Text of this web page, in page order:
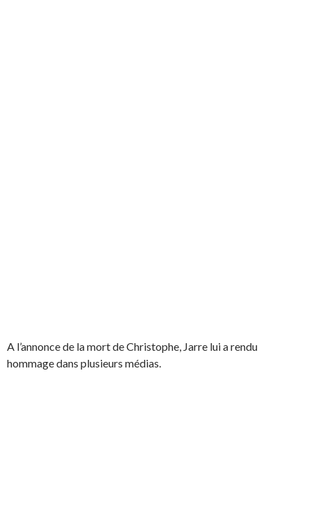
A l’annonce de la mort de Christophe, Jarre lui a rendu
hommage dans plusieurs médias.